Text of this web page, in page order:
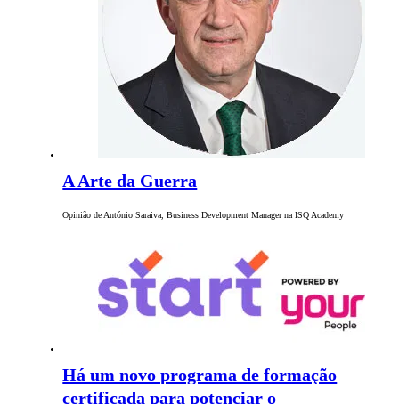
A Arte da Guerra
Opinião de António Saraiva, Business Development Manager na ISQ Academy
Há um novo programa de formação
certificada para potenciar o